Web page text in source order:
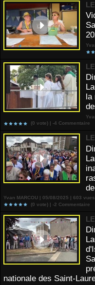
la
(0 vote) | -4 Commentaire
Yvan MARCOU | 05/08/2025 | 603 vues
(0 vote) | -2 Commentaire
nationale des Saint-